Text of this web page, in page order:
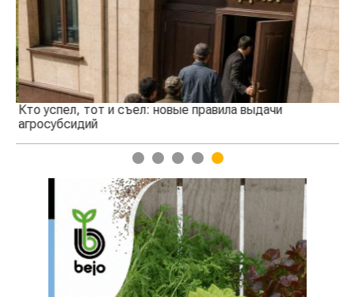
Кто успел, тот и съел: новые правила выдачи
агросубсидий
1 2 3 4 5